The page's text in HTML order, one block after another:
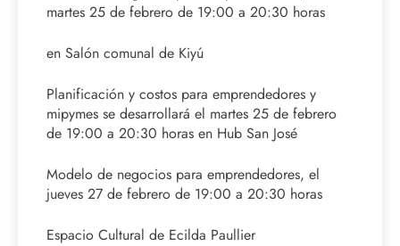
martes 25 de febrero de 19:00 a 20:30 horas
en Salón comunal de Kiyú
Planificación y costos para emprendedores y
mipymes se desarrollará el martes 25 de febrero
de 19:00 a 20:30 horas en Hub San José
Modelo de negocios para emprendedores, el
jueves 27 de febrero de 19:00 a 20:30 horas
Espacio Cultural de Ecilda Paullier